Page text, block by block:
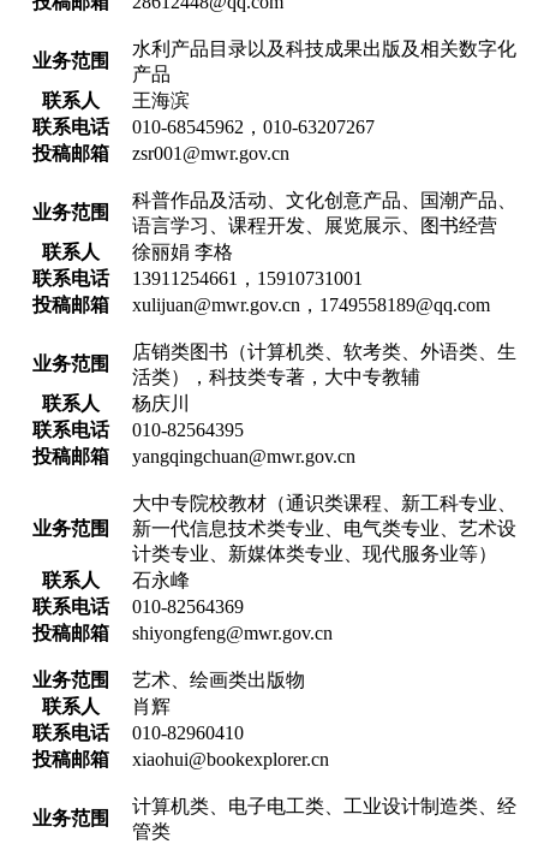
业务范围
水利产品目录以及科技成果出版及相关数字化
产品
联系人
王海滨
联系电话
010-68545962，010-63207267
投稿邮箱
zsr001@mwr.gov.cn
业务范围
科普作品及活动、文化创意产品、国潮产品、
语言学习、课程开发、展览展示、图书经营
联系人
徐丽娟 李格
联系电话
13911254661，15910731001
投稿邮箱
xulijuan@mwr.gov.cn，1749558189@qq.com
业务范围
店销类图书（计算机类、软考类、外语类、生
活类），科技类专著，大中专教辅
联系人
杨庆川
联系电话
010-82564395
投稿邮箱
yangqingchuan@mwr.gov.cn
业务范围
大中专院校教材（通识类课程、新工科专业、
新一代信息技术类专业、电气类专业、艺术设
计类专业、新媒体类专业、现代服务业等）
联系人
石永峰
联系电话
010-82564369
投稿邮箱
shiyongfeng@mwr.gov.cn
业务范围
艺术、绘画类出版物
联系人
肖辉
联系电话
010-82960410
投稿邮箱
xiaohui@bookexplorer.cn
业务范围
计算机类、电子电工类、工业设计制造类、经
管类